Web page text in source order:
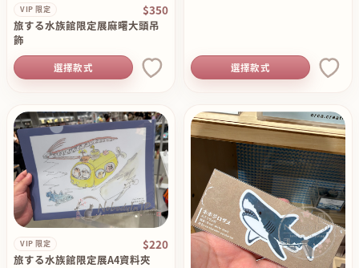
VIP 限定 $350
旅する水族館限定展麻曙大頭吊
飾
選擇款式 選擇款式
VIP 限定 $220
旅する水族館限定展A4資料夾